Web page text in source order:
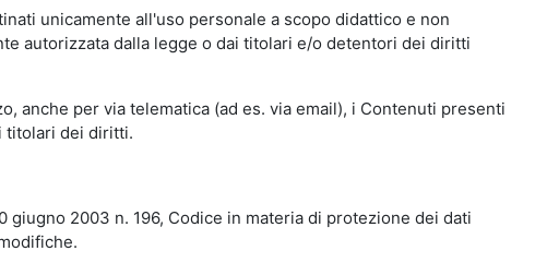
unicamente all'uso personale a scopo didattico e non
autorizzata dalla legge o dai titolari e/o detentori dei diritti
anche per via telematica (ad es. via email), i Contenuti presenti
titolari dei diritti.
2003 n. 196, Codice in materia di protezione dei dati